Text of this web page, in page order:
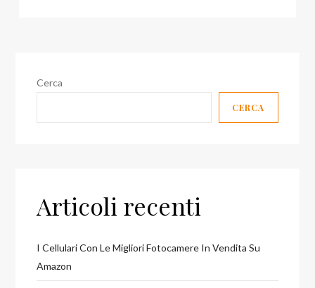
Cerca
CERCA
Articoli recenti
I Cellulari Con Le Migliori Fotocamere In Vendita Su
Amazon